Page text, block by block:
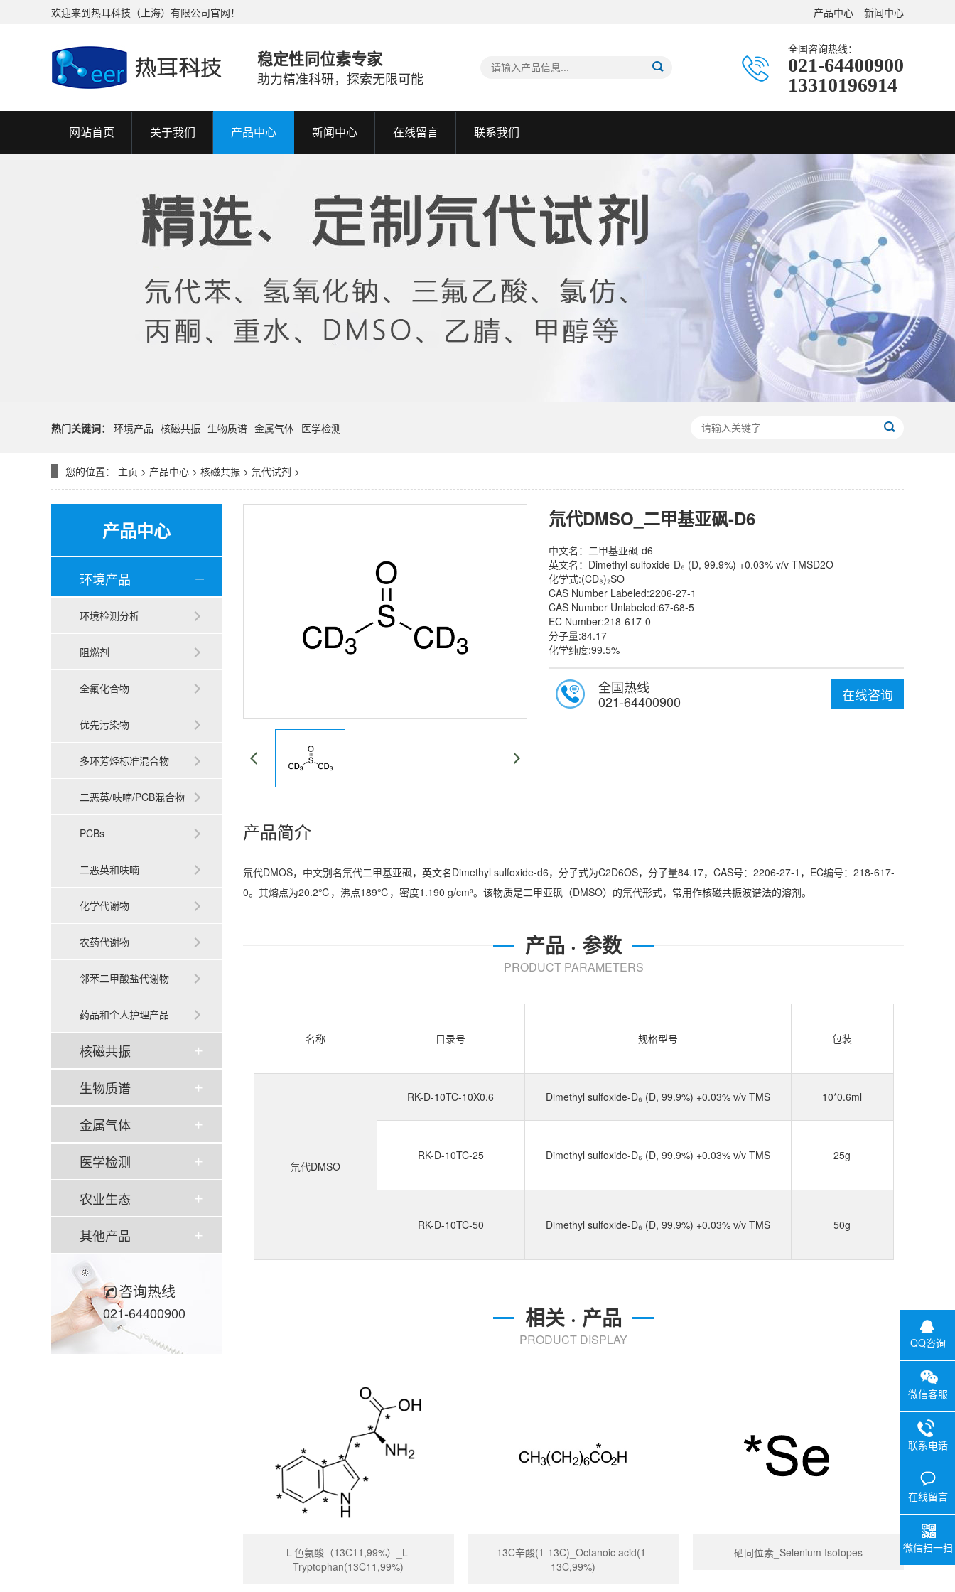
产品中心 新闻中心
欢迎来到热耳科技（上海）有限公司官网！
稳定性同位素专家
助力精准科研，探索无限可能
全国咨询热线：
021-64400900
13310196914
网站首页 关于我们 产品中心 新闻中心 在线留言 联系我们
热门关键词： 环境产品 核磁共振 生物质谱 金属气体 医学检测
您的位置： 主页 > 产品中心 > 核磁共振 > 氘代试剂 >
产品中心
环境产品
环境检测分析
阻燃剂
全氟化合物
优先污染物
多环芳烃标准混合物
二恶英/呋喃/PCB混合物
PCBs
二恶英和呋喃
化学代谢物
农药代谢物
邻苯二甲酸盐代谢物
药品和个人护理产品
核磁共振
生物质谱
金属气体
医学检测
农业生态
其他产品
咨询热线
021-64400900
氘代DMSO_二甲基亚砜-D6
中文名：二甲基亚砜-d6
英文名：Dimethyl sulfoxide-D₆ (D, 99.9%) +0.03% v/v TMSD2O
化学式:(CD₃)₂SO
CAS Number Labeled:2206-27-1
CAS Number Unlabeled:67-68-5
EC Number:218-617-0
分子量:84.17
化学纯度:99.5%
在线咨询
全国热线
021-64400900
产品简介
氘代DMOS，中文别名氘代二甲基亚砜，英文名Dimethyl sulfoxide-d6，分子式为C2D6OS，分子量84.17，CAS号：2206-27-1，EC编号：218-617-
0。其熔点为20.2℃，沸点189℃，密度1.190 g/cm³。该物质是二甲亚砜（DMSO）的氘代形式，常用作核磁共振波谱法的溶剂。
产品 · 参数
PRODUCT PARAMETERS
名称 目录号 规格型号 包装
氘代DMSO
RK-D-10TC-10X0.6 Dimethyl sulfoxide-D₆ (D, 99.9%) +0.03% v/v TMS 10*0.6ml
RK-D-10TC-25 Dimethyl sulfoxide-D₆ (D, 99.9%) +0.03% v/v TMS 25g
RK-D-10TC-50 Dimethyl sulfoxide-D₆ (D, 99.9%) +0.03% v/v TMS 50g
相关 · 产品
PRODUCT DISPLAY
L-色氨酸（13C11,99%）_L-
Tryptophan(13C11,99%)​
13C辛酸(1-13C)_Octanoic acid(1-
13C,99%)
硒同位素_Selenium Isotopes
QQ咨询
微信客服
联系电话
在线留言
微信扫一扫